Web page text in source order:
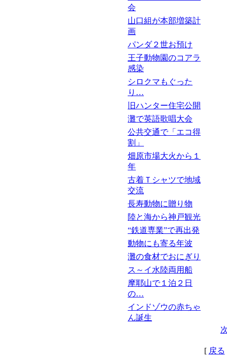
会
山口組が本部増築計
画
パンダ２世お預け
王子動物園のコアラ
感染
シロクマもぐった
り…
旧ハンター住宅公開
灘で英語歌唱大会
公共交通で「エコ得
割」
畑原市場大火から１
年
古着Ｔシャツで地域
交流
長寿動物に贈り物
陸と海から神戸観光
“鉄道専業”で再出発
動物にも寄る年波
灘の食材でおにぎり
ス～イ水陸両用船
摩耶山で１泊２日
の…
インドゾウの赤ちゃ
ん誕生
[ 戻る